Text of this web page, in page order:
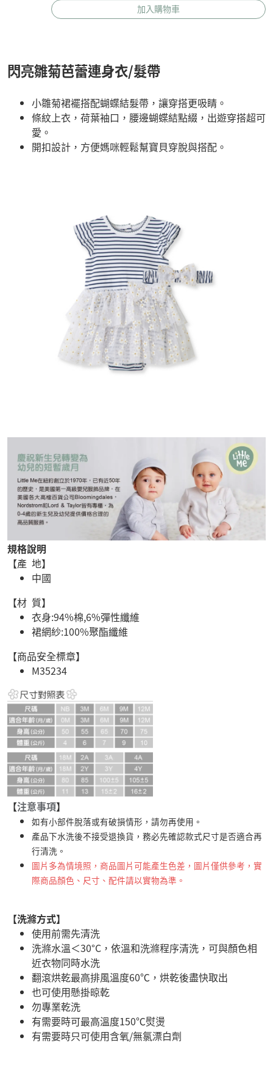
加入購物車
閃亮雛菊芭蕾連身衣/髮帶
小雛菊裙襬搭配蝴蝶結髮帶，讓穿搭更吸睛。
條紋上衣，荷葉袖口，腰邊蝴蝶結點綴，出遊穿搭超可
愛。
開扣設計，方便媽咪輕鬆幫寶貝穿脫與搭配。
規格說明
【產 地】
中國
【材 質】
衣身:94%棉,6%彈性纖維
裙網紗:100%聚酯纖維
【商品安全標章】
M35234
【注意事項】
如有小部件脫落或有破損情形，請勿再使用。
產品下水洗後不接受退換貨，務必先確認款式尺寸是否適合再
行清洗。
圖片多為情境照，商品圖片可能產生色差，圖片僅供參考，實
際商品顏色、尺寸、配件請以實物為準。
【洗滌方式】
使用前需先清洗
洗滌水溫＜30°C，依溫和洗滌程序清洗，可與顏色相
近衣物同時水洗
翻滾烘乾最高排風溫度60℃，烘乾後盡快取出
也可使用懸掛晾乾
勿專業乾洗
有需要時可最高溫度150℃熨燙
有需要時只可使用含氧/無氯漂白劑